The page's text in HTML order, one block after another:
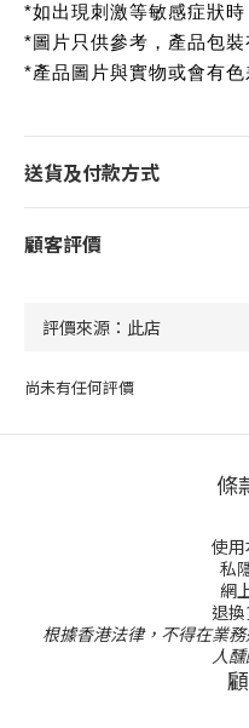
*如出現刺激等敏感症狀時
*圖片只供參考，產品包裝
*產品圖片與實物或會有色
送貨及付款方式
顧客評價
尚未有任何評價
條
使
私
網
退
根據香港法律，不得在業
人